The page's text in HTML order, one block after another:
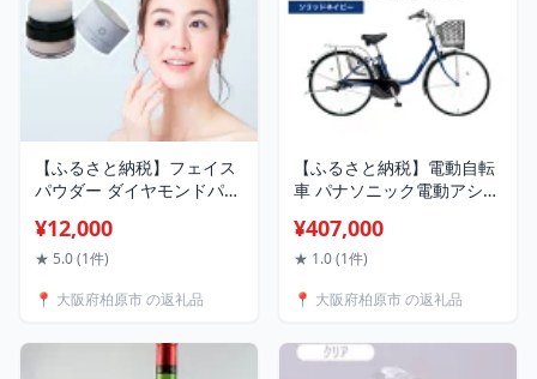
【ふるさと納税】フェイス
パウダー ダイヤモンドパウ
メイク UV 美容 パウダー ル
ースパウダー おしろい ツ
¥12,000
★ 5.0 (1件)
📍 大阪府柏原市 の返礼品
【ふるさと納税】電動自転
車 パナソニック電動アシス
チ ソリッドネイビー BE-
FS633V 自転車 3段変速 国
い バッテリー お届け：※
申し込み状況によっては半
年程度)かかります。
¥407,000
★ 1.0 (1件)
📍 大阪府柏原市 の返礼品